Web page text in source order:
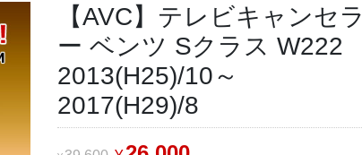
【AVC】テレビキャンセラ
ー ベンツ Sクラス W222
2013(H25)/10～
2017(H29)/8